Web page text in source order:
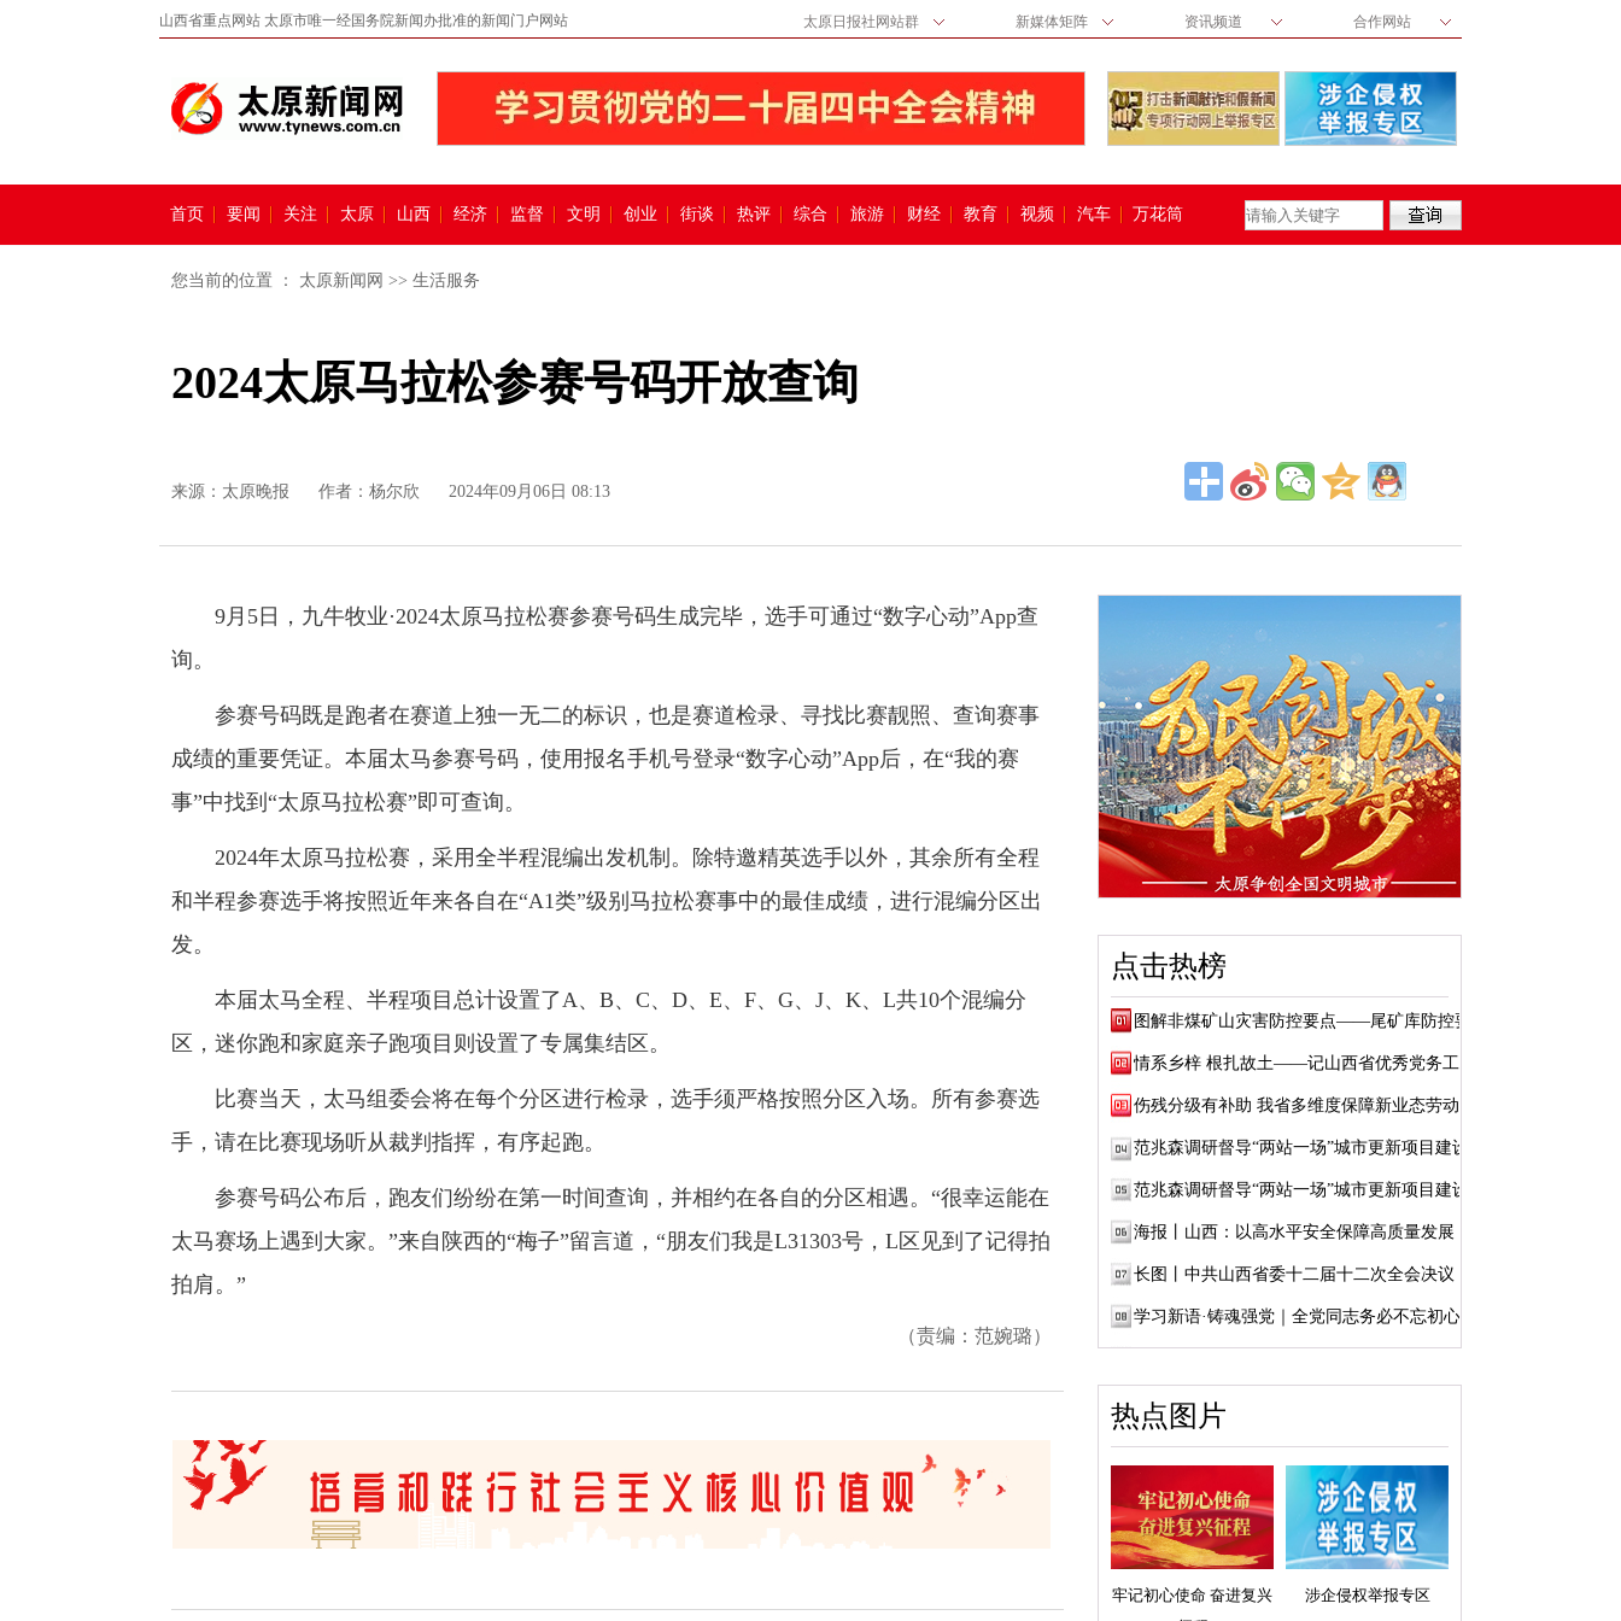
山西省重点网站 太原市唯一经国务院新闻办批准的新闻门户网站 太原日报社网站群 新媒体矩阵 资讯频道 合作网站
首页 要闻 关注 太原 山西 经济 监督 文明 创业 街谈 热评 综合 旅游 财经 教育 视频 汽车 万花筒
您当前的位置 ： 太原新闻网 >> 生活服务
2024太原马拉松参赛号码开放查询
来源： 太原晚报 作者：杨尔欣 2024年09月06日 08:13
9月5日，九牛牧业·2024太原马拉松赛参赛号码生成完毕，选手可通过“数字心动”App查
询。
参赛号码既是跑者在赛道上独一无二的标识，也是赛道检录、寻找比赛靓照、查询赛事
成绩的重要凭证。本届太马参赛号码，使用报名手机号登录“数字心动”App后，在“我的赛
事”中找到“太原马拉松赛”即可查询。
2024年太原马拉松赛，采用全半程混编出发机制。除特邀精英选手以外，其余所有全程
和半程参赛选手将按照近年来各自在“A1类”级别马拉松赛事中的最佳成绩，进行混编分区出
发。
本届太马全程、半程项目总计设置了A、B、C、D、E、F、G、J、K、L共10个混编分
区，迷你跑和家庭亲子跑项目则设置了专属集结区。
比赛当天，太马组委会将在每个分区进行检录，选手须严格按照分区入场。所有参赛选
手，请在比赛现场听从裁判指挥，有序起跑。
参赛号码公布后，跑友们纷纷在第一时间查询，并相约在各自的分区相遇。“很幸运能在
太马赛场上遇到大家。”来自陕西的“梅子”留言道，“朋友们我是L31303号，L区见到了记得拍
拍肩。”
（责编：范婉璐）
点击热榜
图解非煤矿山灾害防控要点——尾矿库防控要点
情系乡梓 根扎故土——记山西省优秀党务工作...
伤残分级有补助 我省多维度保障新业态劳动者...
范兆森调研督导“两站一场”城市更新项目建设
范兆森调研督导“两站一场”城市更新项目建设
海报丨山西：以高水平安全保障高质量发展
长图丨中共山西省委十二届十二次全会决议
学习新语·铸魂强党｜全党同志务必不忘初心、...
热点图片
牢记初心使命 奋进复兴
涉企侵权举报专区